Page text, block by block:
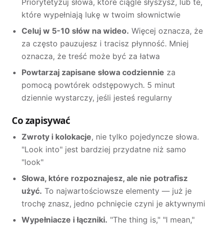
Priorytetyzuj słowa, które ciągle słyszysz, lub te,
które wypełniają lukę w twoim słownictwie
Celuj w 5-10 słów na wideo. Więcej oznacza, że
za często pauzujesz i tracisz płynność. Mniej
oznacza, że treść może być za łatwa
Powtarzaj zapisane słowa codziennie za
pomocą powtórek odstępowych. 5 minut
dziennie wystarczy, jeśli jesteś regularny
Co zapisywać
Zwroty i kolokacje, nie tylko pojedyncze słowa.
"Look into" jest bardziej przydatne niż samo
"look"
Słowa, które rozpoznajesz, ale nie potrafisz
użyć. To najwartościowsze elementy — już je
trochę znasz, jedno pchnięcie czyni je aktywnymi
Wypełniacze i łączniki. "The thing is," "I mean,"